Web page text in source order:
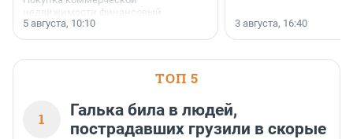
недвижимости финансовый
инструмент, доступный для многих
предпринимателей. Будь то новый
или готовый арендный бизнес —
успех сделки зависит от правильного
5 августа, 10:10 3 августа, 16:40
ТОП 5
1
Галька била в людей,
пострадавших грузили в скорые